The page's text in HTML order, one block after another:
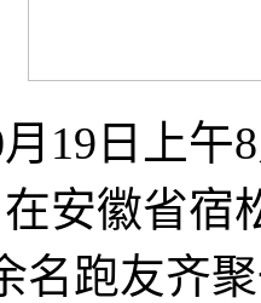
日上午8
安徽省宿
名跑友齐